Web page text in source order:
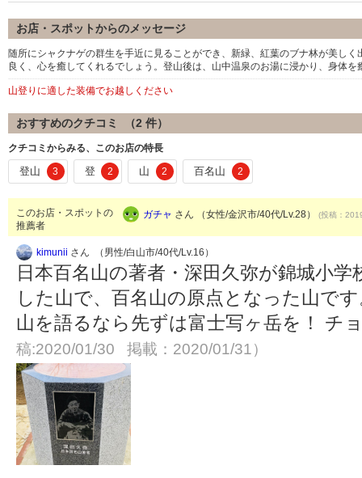
お店・スポットからのメッセージ
随所にシャクナゲの群生を手近に見ることができ、新緑、紅葉のブナ林が美し
良く、心を癒してくれるでしょう。登山後は、山中温泉のお湯に浸かり、身体
山登りに適した装備でお越しください
おすすめのクチコミ （2 件）
クチコミからみる、このお店の特長
登山 3 登 2 山 2 百名山 2
このお店・スポットの
推薦者
ガチャ さん （女性/金沢市/40代/Lv.28） (投稿：
kimunii さん （男性/白山市/40代/Lv.16）
日本百名山の著者・深田久弥が錦城小
した山で、百名山の原点となった山で
山を語るなら先ずは富士写ヶ岳を！ チ
稿:2020/01/30 掲載：2020/01/31）